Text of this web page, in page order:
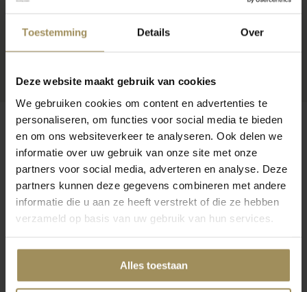
Toestemming Details Over
Deze website maakt gebruik van cookies
We gebruiken cookies om content en advertenties te
personaliseren, om functies voor social media te bieden
en om ons websiteverkeer te analyseren. Ook delen we
informatie over uw gebruik van onze site met onze
partners voor social media, adverteren en analyse. Deze
partners kunnen deze gegevens combineren met andere
informatie die u aan ze heeft verstrekt of die ze hebben
verzameld op basis van uw gebruik van hun services.
Alles toestaan
Op zoek naar meer inspiratie?